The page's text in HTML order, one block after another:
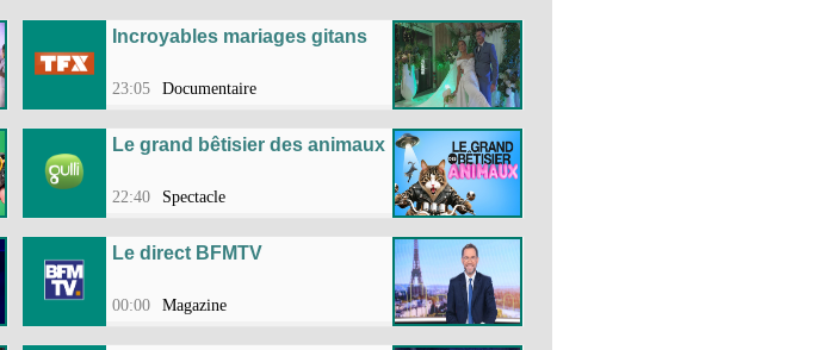
Incroyables mariages gitans
23:05 Documentaire
Le grand bêtisier des animaux
22:40 Spectacle
Le direct BFMTV
00:00 Magazine